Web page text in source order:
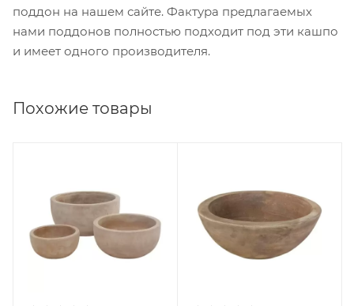
поддон на нашем сайте. Фактура предлагаемых
нами поддонов полностью подходит под эти кашпо
и имеет одного производителя.
Похожие товары